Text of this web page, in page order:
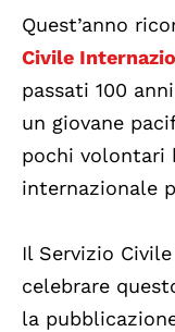
Quest’anno
Civile
passati 100
un giovane
pochi volontari
internazionale
Il Servizio
celebrare
la